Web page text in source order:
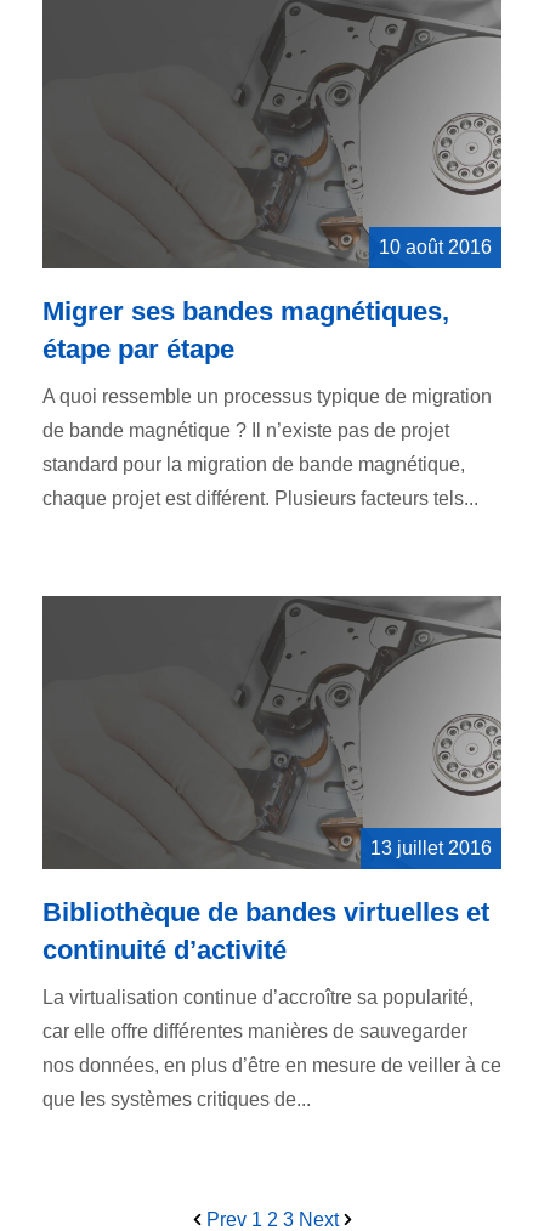
10 août 2016
Migrer ses bandes magnétiques,
étape par étape
A quoi ressemble un processus typique de migration
de bande magnétique ? Il n’existe pas de projet
standard pour la migration de bande magnétique,
chaque projet est différent. Plusieurs facteurs tels...
13 juillet 2016
Bibliothèque de bandes virtuelles et
continuité d’activité
La virtualisation continue d’accroître sa popularité,
car elle offre différentes manières de sauvegarder
nos données, en plus d’être en mesure de veiller à ce
que les systèmes critiques de...
Prev 1 2 3 Next